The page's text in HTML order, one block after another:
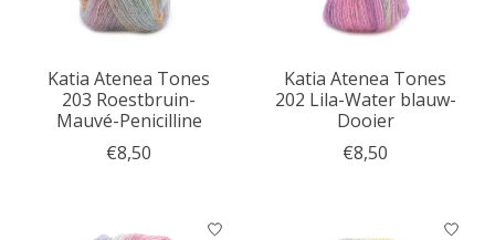
Katia Atenea Tones
203 Roestbruin-
Mauvé-Penicilline
€8,50
Katia Atenea Tones
202 Lila-Water blauw-
Dooier
€8,50